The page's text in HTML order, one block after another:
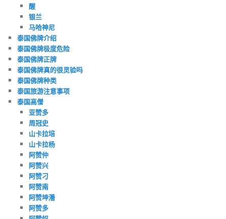
醒
银兰
马哈神尼
泰国佛牌介绍
泰国佛牌极度危险
泰国佛牌正牌
泰国佛牌真的很灵验吗
泰国佛牌种类
泰国旅游注意事项
泰国高僧
亚赞多
周冠史
山卡拉培
山卡拉杨
阿赞仲
阿赞兴
阿赞刁
阿赞南
阿赞坤潘
阿赞多